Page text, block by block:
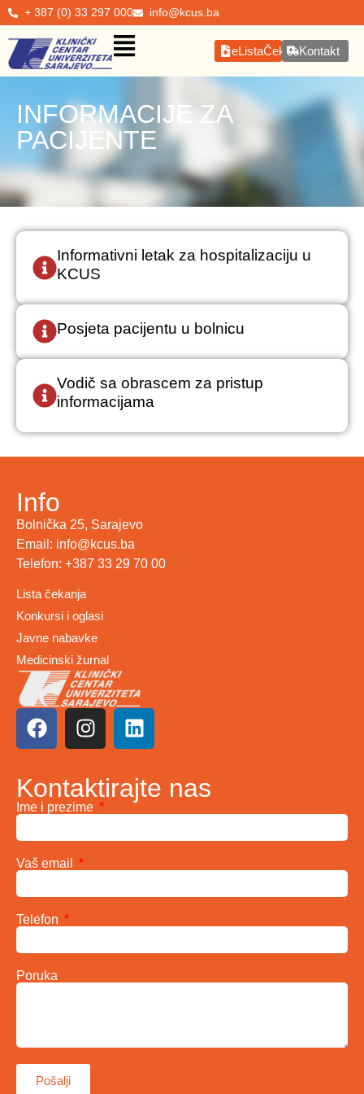
+ 387 (0) 33 297 000 info@kcus.ba
eListaČekanjaKontakt
INFORMACIJE ZA
PACIJENTE
Informativni letak za hospitalizaciju u
KCUS
Posjeta pacijentu u bolnicu
Vodič sa obrascem za pristup
informacijama
Info
Bolnička 25, Sarajevo
Email: info@kcus.ba
Telefon: +387 33 29 70 00
Lista čekanja
Konkursi i oglasi
Javne nabavke
Medicinski žurnal
Kontaktirajte nas
Ime i prezime
Vaš email
Telefon
Poruka
Pošalji